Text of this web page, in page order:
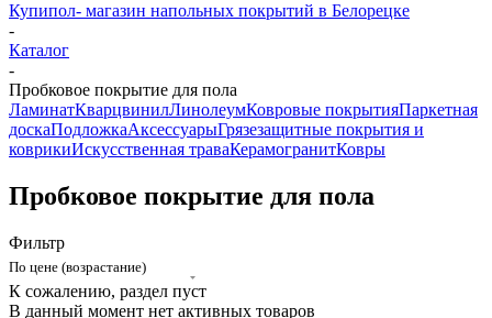
Купипол- магазин напольных покрытий в Белорецке
-
Каталог
-
Пробковое покрытие для пола
ЛаминатКварцвинилЛинолеумКовровые покрытияПаркетная
доскаПодложкаАксессуарыГрязезащитные покрытия и
коврикиИскусственная траваКерамогранитКовры
Пробковое покрытие для пола
Фильтр
По цене (возрастание)
К сожалению, раздел пуст
В данный момент нет активных товаров